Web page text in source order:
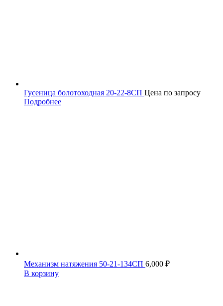
Гусеница болотоходная 20-22-8СП Цена по запросу
Подробнее
Механизм натяжения 50-21-134СП 6,000 ₽
В корзину